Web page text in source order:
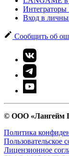
Вход в
Сообщить об
© ООО «Лангейм
Политика
Пользовательское
Лицензионное